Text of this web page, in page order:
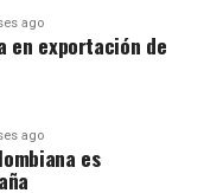
ago
en exportación de
ago
es